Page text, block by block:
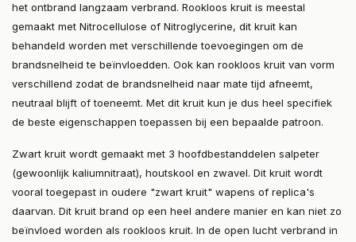
het ontbrand langzaam verbrand. Rookloos kruit is meestal
gemaakt met Nitrocellulose of Nitroglycerine, dit kruit kan
behandeld worden met verschillende toevoegingen om de
brandsnelheid te beïnvloedden. Ook kan rookloos kruit van vorm
verschillend zodat de brandsnelheid naar mate tijd afneemt,
neutraal blijft of toeneemt. Met dit kruit kun je dus heel specifiek
de beste eigenschappen toepassen bij een bepaalde patroon.
Zwart kruit wordt gemaakt met 3 hoofdbestanddelen salpeter
(gewoonlijk kaliumnitraat), houtskool en zwavel. Dit kruit wordt
vooral toegepast in oudere "zwart kruit" wapens of replica's
daarvan. Dit kruit brand op een heel andere manier en kan niet zo
beïnvloed worden als rookloos kruit. In de open lucht verbrand in